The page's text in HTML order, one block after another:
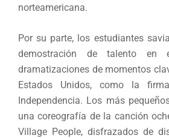
norteamericana.
Por su parte, los estudiantes
demostración de talento en
dramatizaciones de momentos
Estados Unidos, como la
Independencia. Los más
una coreografía de la canción
Village People, disfrazados de